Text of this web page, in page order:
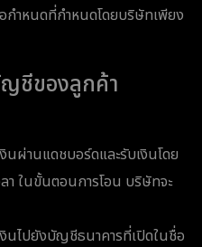
กำหนดที่กำหนดโดยบริษัทเพียง
ญชีของลูกค้า
นผ่านแดชบอร์ดและรับเงินโดย
า ในขั้นตอนการโอน บริษัทจะ
นไปยังบัญชีธนาคารที่เปิดในชื่อ